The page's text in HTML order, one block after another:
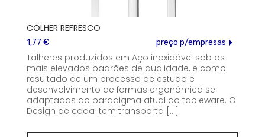
COLHER REFRESCO
1,77 € preço p/empresas
Talheres produzidos em Aço inoxidável sob os
mais elevados padrões de qualidade, e como
resultado de um processo de estudo e
desenvolvimento de formas ergonómica se
adaptadas ao paradigma atual do tableware. O
Design de cada item transporta [...]